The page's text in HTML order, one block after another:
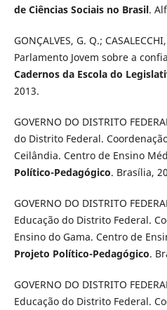
de Ciências Sociais no Brasil.
GONÇALVES, G. Q.;
Parlamento Jovem sobre a
Cadernos da Escola do
2013.
GOVERNO DO DISTRITO
do Distrito Federal.
Ceilândia. Centro de Ensino
Político-Pedagógico. Brasília,
GOVERNO DO DISTRITO
Educação do Distrito Federal.
Ensino do Gama. Centro de
Projeto Político-Pedagógico.
GOVERNO DO DISTRITO
Educação do Distrito Federal.